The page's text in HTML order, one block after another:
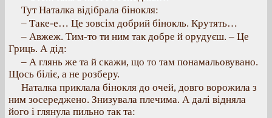
Тут Наталка відібрала бінокля:
– Таке-е… Це зовсім добрий бінокль. Крутять…
– Авжеж. Тим-то ти ним так добре й орудуєш. – Це
Гриць. А дід:
– А глянь же та й скажи, що то там понамальовувано.
Щось біліє, а не розберу.
Наталка приклала бінокля до очей, довго ворожила з
ним зосереджено. Знизувала плечима. А далі відняла
його і глянула пильно так та: